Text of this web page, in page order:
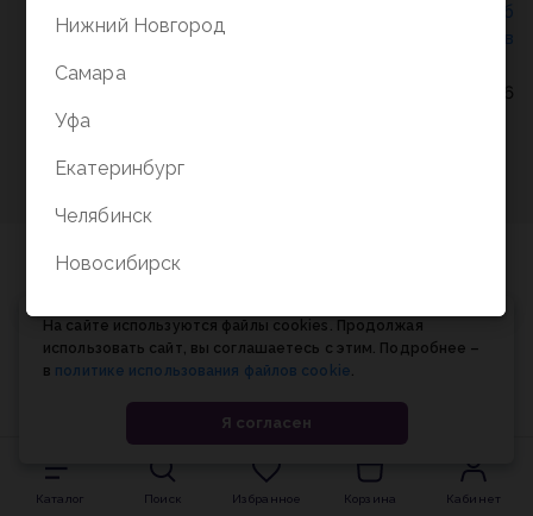
Соглашение об
использовании cookie-файлов
© Планета книги, 1998-2026
Каталог Поиск Избранное Корзина Кабинет
На сайте используются файлы cookies. Продолжая
использовать сайт, вы соглашаетесь с этим. Подробнее –
в политике использования файлов cookie.
Я согласен
Нижний Новгород
Самара
Уфа
Екатеринбург
Челябинск
Новосибирск